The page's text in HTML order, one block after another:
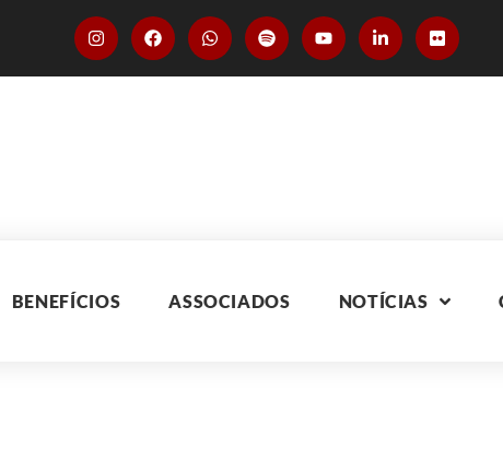
BENEFÍCIOS ASSOCIADOS NOTÍCIAS